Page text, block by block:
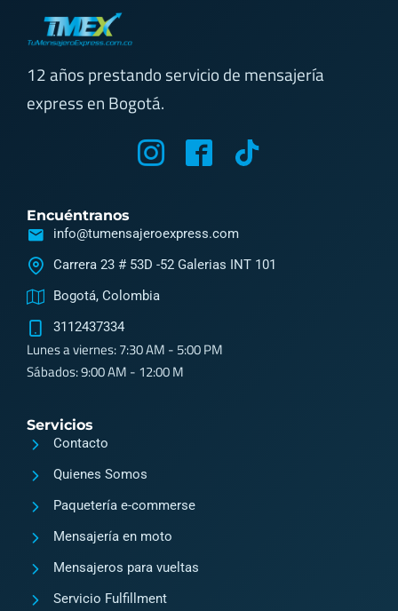
12 años prestando servicio de mensajería
express en Bogotá.
M
c
o
n
i
n
r
a
m
M
c
o
f
a
T
o
Servicios
Contacto
Quienes Somos
Paquetería e-commerse
Mensajería en moto
Mensajeros para vueltas
Servicio Fulfillment
Encuéntranos
info@tumensajeroexpress.com
Carrera 23 # 53D -52 Galerias INT 101
Bogotá, Colombia
3112437334
Lunes a viernes: 7:30 AM - 5:00 PM
Sábados: 9:00 AM - 12:00 M